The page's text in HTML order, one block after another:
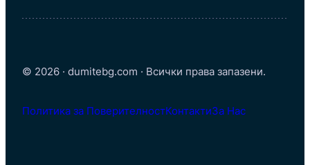
© 2026 · dumitebg.com · Всички права запазени.
Политика за ПоверителностКонтактиЗа Нас